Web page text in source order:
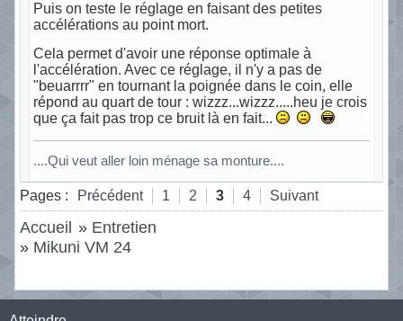
Puis on teste le réglage en faisant des petites
accélérations au point mort.
Cela permet d'avoir une réponse optimale à
l'accélération. Avec ce réglage, il n'y a pas de
"beuarrrr" en tournant la poignée dans le coin, elle
répond au quart de tour : wizzz...wizzz.....heu je crois
que ça fait pas trop ce bruit là en fait...
....Qui veut aller loin ménage sa monture....
Hors ligne
Pages : Précédent 1 2 3 4 Suivant
Accueil » Entretien
» Mikuni VM 24